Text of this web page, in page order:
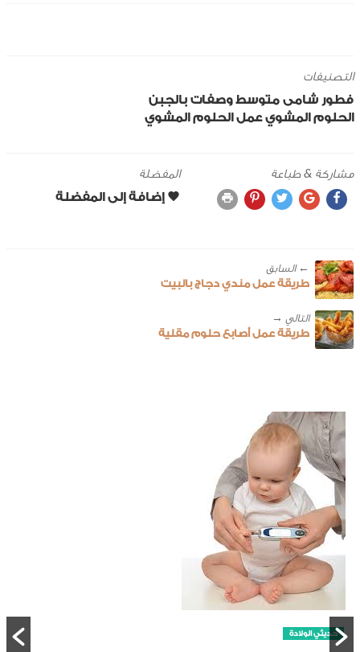
التصنيفات
فطور شامى متوسط وصفات بالجبن
الحلوم المشوي عمل الحلوم المشوي
مشاركة & طباعة المفضلة
← ‎السابق
طريقة عمل مندي دجاج بالبيت
طريقة عمل أصابع حلوم مقلية
حديثي الولادة